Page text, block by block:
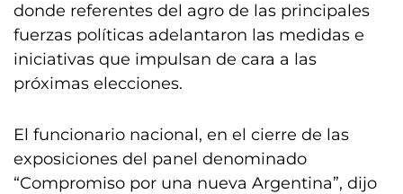
donde referentes del agro de las principales
fuerzas políticas adelantaron las medidas e
iniciativas que impulsan de cara a las
próximas elecciones.
El funcionario nacional, en el cierre de las
exposiciones del panel denominado
“Compromiso por una nueva Argentina”, dijo